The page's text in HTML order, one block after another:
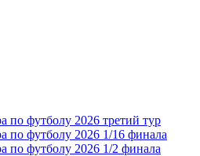
по футболу 2026 третий тур
по футболу 2026 1/16 финала
по футболу 2026 1/2 финала